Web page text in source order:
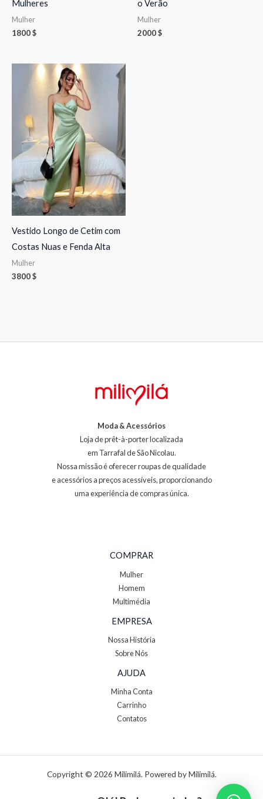
Mulheres
Mulher
1800$
o Verão
Mulher
2000$
Vestido Longo de Cetim com
Costas Nuas e Fenda Alta
Mulher
3800$
Moda & Acessórios
Loja de prêt-à-porter localizada
em Tarrafal de São Nicolau.
Nossa missão é oferecer roupas de qualidade
e acessórios a preços acessíveis, proporcionando
uma experiência de compras única.
COMPRAR
Mulher
Homem
Multimédia
EMPRESA
Nossa História
Sobre Nós
AJUDA
Minha Conta
Carrinho
Contatos
Copyright © 2026 Milimilá. Powered by Milimilá.